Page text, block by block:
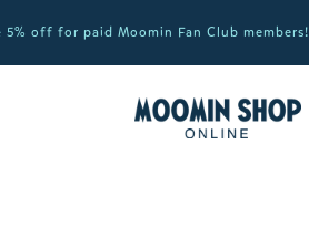
off for paid Moomin Fan Club members!